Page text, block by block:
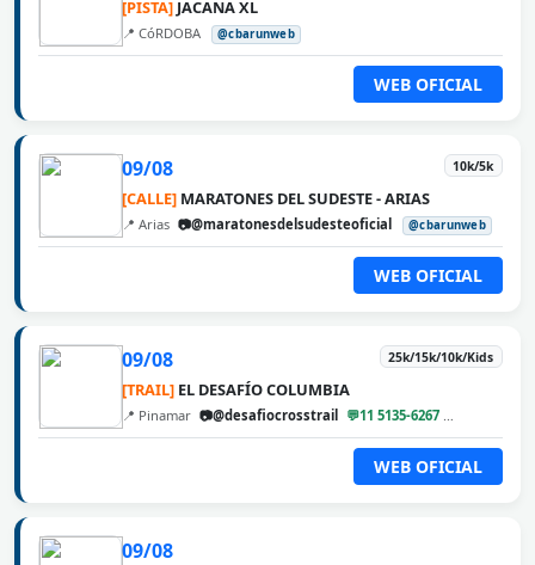
[PISTA] JACANA XL
📍 CóRDOBA @cbarunweb
WEB OFICIAL
09/08 10k/5k
[CALLE] MARATONES DEL SUDESTE - ARIAS
📍 Arias 📷@maratonesdelsudesteoficial @cbarunweb
WEB OFICIAL
09/08 25k/15k/10k/Kids
[TRAIL] EL DESAFÍO COLUMBIA
📍 Pinamar 📷@desafiocrosstrail 💬11 5135-6267
WEB OFICIAL
09/08